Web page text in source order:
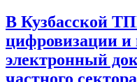
В Кузбасской
цифровизации и
электронный